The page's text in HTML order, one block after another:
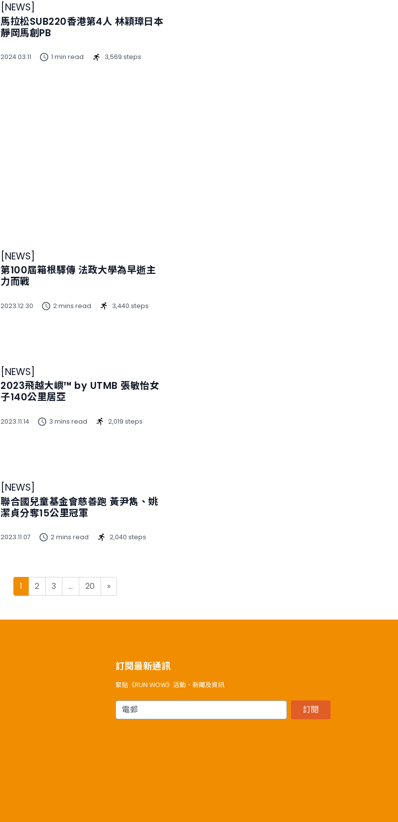
NEWS
馬拉松SUB220香港第4人 林穎璋日本
靜岡馬創PB
2024.03.11 1 min read 3,569 steps
[NEWS]
第100屆箱根驛傳 法政大學為早逝主
力而戰
2023.12.30 2 mins read 3,440 steps
[NEWS]
2023飛越大嶼™ by UTMB 張敏怡女
子140公里居亞
2023.11.14 3 mins read 2,019 steps
[NEWS]
聯合國兒童基金會慈善跑 黃尹雋、姚
潔貞分奪15公里冠軍
2023.11.07 2 mins read 2,040 steps
Posts navigation
1 2 3 … 20 »
訂閱最新通訊
緊貼《RUN WOW》活動、新聞及資訊
電郵 訂閱